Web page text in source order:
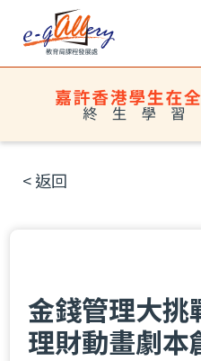
< 返回
金錢管理大
理財動畫劇本